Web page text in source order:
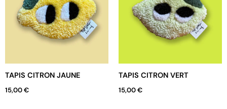
TAPIS CITRON JAUNE
15,00€
TAPIS CITRON VERT
15,00€